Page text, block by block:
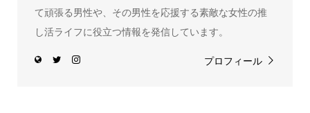
て頑張る男性や、その男性を応援する素敵な女性の推
し活ライフに役立つ情報を発信しています。
プロフィール